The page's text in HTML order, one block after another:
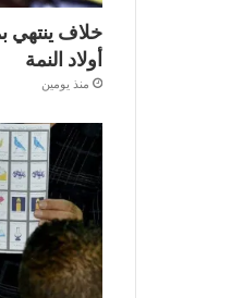
خلاف
أولاد النمة
منذ يومين